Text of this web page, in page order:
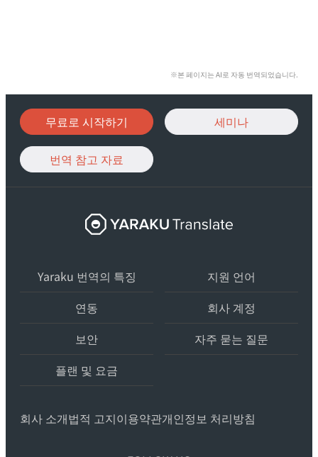
※본 페이지는 AI로 자동 번역되었습니다.
무료로 시작하기 세미나
번역 참고 자료
ヤ
ラ
翻
訳
–
最
先
端
の
AI
自
Yaraku 번역의 특징
지원 언어
연동
회사 계정
보안
자주 묻는 질문
플랜 및 요금
회사 소개법적 고지이용약관개인정보 처리방침